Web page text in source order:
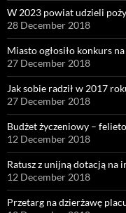
W 2023 powiat udzieli
28 December 2018
Miasto ogłosiło konkurs
27 December 2018
Jak sobie radził w 2017
27 December 2018
Budżet życzeniowy –
12 December 2018
Ratusz z unijną dotacją na
12 December 2018
Przetarg na dzierżawę